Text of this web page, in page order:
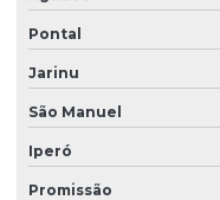
Manutenção elétrica predial
Manutenção predial
Melhores empresas de
Pontal
Jarinu
São Manuel
Iperó
Promissão